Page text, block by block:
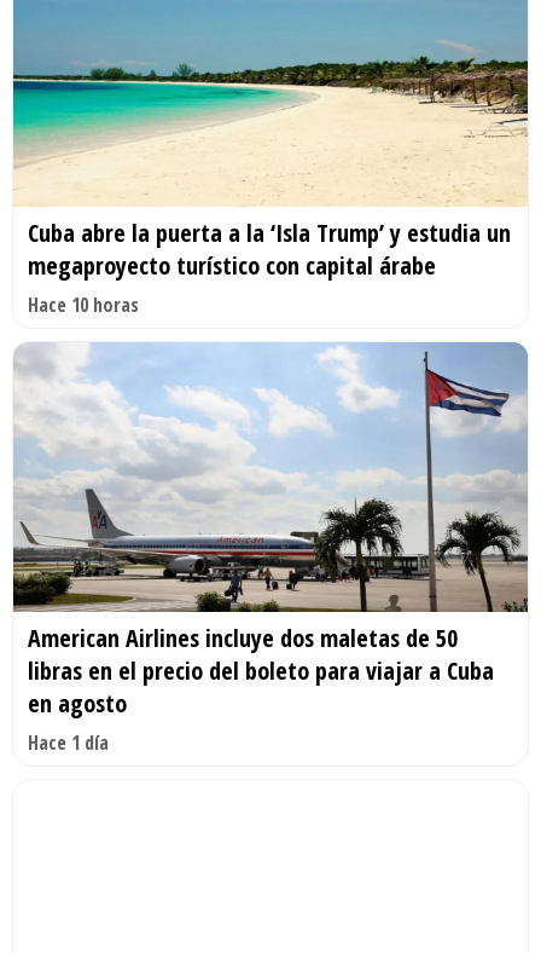
Cuba abre la puerta a la ‘Isla Trump’ y estudia un
megaproyecto turístico con capital árabe
Hace 10 horas
American Airlines incluye dos maletas de 50
libras en el precio del boleto para viajar a Cuba
en agosto
Hace 1 día